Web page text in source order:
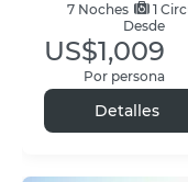
7 Noches
1
Desde
US$1,009
Por persona
Detalles